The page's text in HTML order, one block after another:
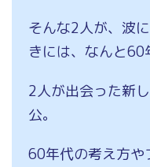
そんな2人が、波
きには、なんと60
2人が出会った新
公。
60年代の考え方や